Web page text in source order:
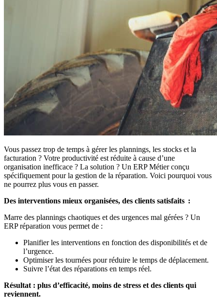
Vous passez trop de temps à gérer les plannings, les stocks et la
facturation ? Votre productivité est réduite à cause d’une
organisation inefficace ? La solution ? Un ERP Métier conçu
spécifiquement pour la gestion de la réparation. Voici pourquoi vous
ne pourrez plus vous en passer.
Des interventions mieux organisées, des clients satisfaits :
Marre des plannings chaotiques et des urgences mal gérées ? Un
ERP réparation vous permet de :
Planifier les interventions en fonction des disponibilités et de
l’urgence.
Optimiser les tournées pour réduire le temps de déplacement.
Suivre l’état des réparations en temps réel.
Résultat : plus d’efficacité, moins de stress et des clients qui
reviennent.